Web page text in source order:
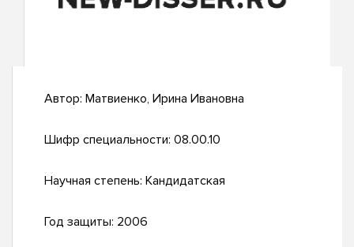
Автор: Матвиенко, Ирина Ивановна
Шифр специальности: 08.00.10
Научная степень: Кандидатская
Год защиты: 2006